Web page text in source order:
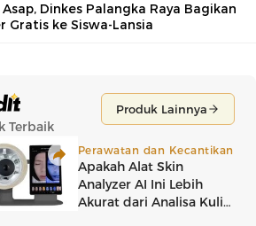
Dinkes Palangka Raya Bagikan
Gratis ke Siswa-Lansia